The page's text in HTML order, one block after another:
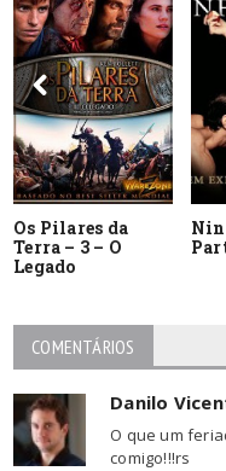
Os Pilares da
Terra – 3 – O
Legado
COMENTÁRIOS
Danilo
O que um
comigo!!!rs